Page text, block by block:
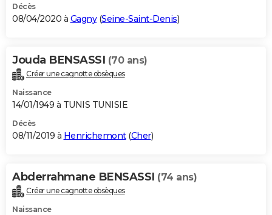
Décès
08/04/2020 à Gagny(Seine-Saint-Denis)
Jouda BENSASSI (70 ans)
Créer une cagnotte obsèques
Naissance
14/01/1949 à TUNIS TUNISIE
Décès
08/11/2019 à Henrichemont(Cher)
Abderrahmane BENSASSI (74 ans)
Créer une cagnotte obsèques
Naissance